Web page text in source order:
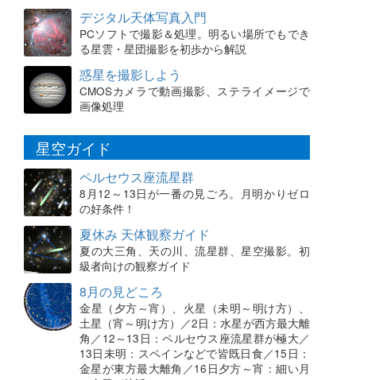
デジタル天体写真入門
PCソフトで撮影＆処理。明るい場所でもでき
る星雲・星団撮影を初歩から解説
惑星を撮影しよう
CMOSカメラで動画撮影、ステライメージで
画像処理
星空ガイド
ペルセウス座流星群
8月12～13日が一番の見ごろ。月明かりゼロ
の好条件！
夏休み 天体観察ガイド
夏の大三角、天の川、流星群、星空撮影。初
級者向けの観察ガイド
8月の見どころ
金星（夕方～宵）、火星（未明～明け方）、
土星（宵～明け方）／2日：水星が西方最大離
角／12～13日：ペルセウス座流星群が極大／
13日未明：スペインなどで皆既日食／15日：
金星が東方最大離角／16日夕方～宵：細い月